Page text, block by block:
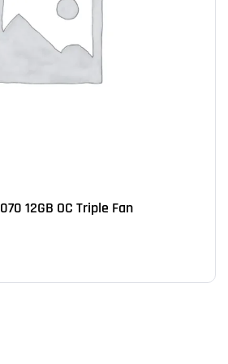
12GB OC Triple Fan